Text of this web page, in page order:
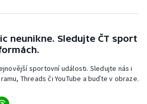
neunikne. Sledujte ČT sport
sportovní události. Sledujte nás i
Threads či YouTube a buďte v obraze.